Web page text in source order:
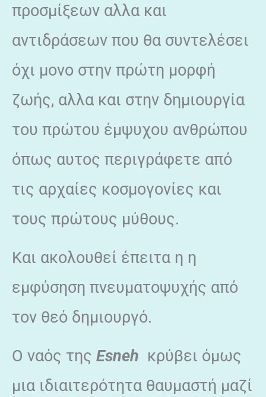
προσμίξεων αλλα και
αντιδράσεων που θα συντελέσει
όχι μονο στην πρώτη μορφή
ζωής, αλλα και στην δημιουργία
του πρώτου έμψυχου ανθρώπου
όπως αυτος περιγράφετε από
τις αρχαίες κοσμογονίες και
τους πρώτους μύθους.
Και ακολουθεί έπειτα η η
εμφύσηση πνευματοψυχής από
τον θεό δημιουργό.
Ο ναός της Esneh κρύβει όμως
μια ιδιαιτερότητα θαυμαστή μαζί